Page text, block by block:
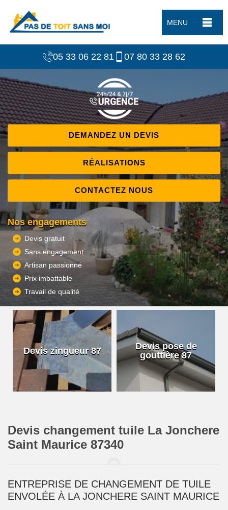
MENU
05 33 06 22 81 07 80 33 28 62
DEMANDEZ UN DEVIS
RÉALISATIONS
CONTACTEZ NOUS
Nos engagements
Devis gratuit
Sans engagement
Artisan passionné
Prix imbattable
Travail de qualité
Devis zingueur 87
Devis pose de
gouttière 87
Devis changement tuile La Jonchere
Saint Maurice 87340
ENTREPRISE DE CHANGEMENT DE TUILE
ENVOLÉE À LA JONCHERE SAINT MAURICE